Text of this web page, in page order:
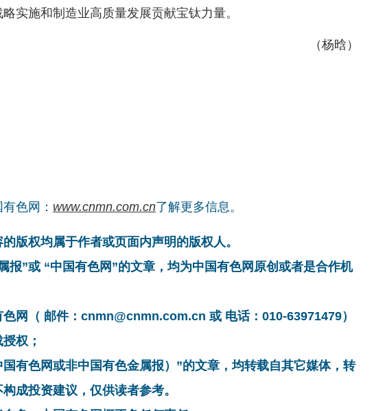
实施和制造业高质量发展贡献宝钛力量。
（杨晗）
色网： www.cnmn.com.cn了解更多信息。
版权均属于作者或页面内声明的版权人。
报”或 “中国有色网”的文章，均为中国有色网原创或者是合作机
网（ 邮件：cnmn@cnmn.com.cn 或 电话：010-63971479）
权；
有色网或非中国有色金属报）”的文章，均转载自其它媒体，转
成投资建议，仅供读者参考。